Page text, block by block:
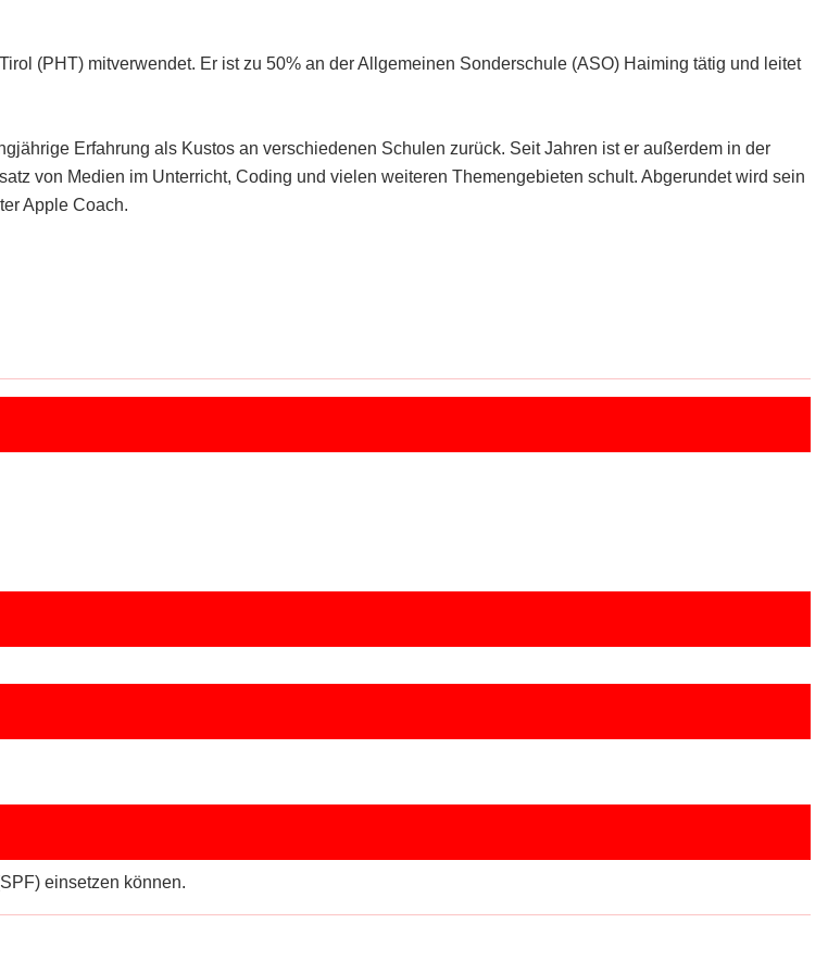
(PHT) mitverwendet. Er ist zu 50% an der Allgemeinen Sonderschule (ASO) Haiming tätig und leitet
Erfahrung als Kustos an verschiedenen Schulen zurück. Seit Jahren ist er außerdem in der
von Medien im Unterricht, Coding und vielen weiteren Themengebieten schult. Abgerundet wird sein
Apple Coach.
einsetzen können.